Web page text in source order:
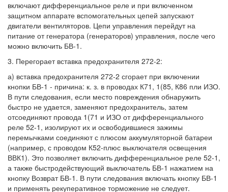
включают дифференциальное реле и при включенном
защитном аппарате вспомогательных цепей запускают
двигатели вентиляторов. Цепи управления перейдут на
питание от генератора (генераторов) управления, после чего
можно включить БВ-1.
3. Перегорает вставка предохранителя 272-2:
а) вставка предохранителя 272-2 сгорает при включении
кнопки БВ-1 - причина: к. з. в проводах К71, 1(85, К86 пли ИЗО.
В пути следования, если место повреждения обнаружить
быстро не удается, заменяют предохранитель, затем
отсоединяют провода 1(71 и ИЗО от дифференциального
реле 52-1, изолируют их и освободившиеся зажимы
перемычками соединяют с плюсом аккумуляторной батареи
(например, с проводом К52-плюс выключателя освещения
ВВК1). Это позволяет включить дифференциальное реле 52-1,
а также быстродействующий выключатель БВ-1 нажатием на
кнопку Возврат БВ-1. В пути следования включать кнопку БВ-1
и применять рекуперативное торможение не следует.